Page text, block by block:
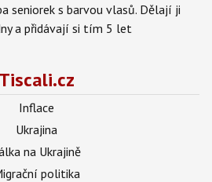
seniorek s barvou vlasů. Dělají ji
a přidávají si tím 5 let
Tiscali.cz
Inflace
Ukrajina
na Ukrajině
politika